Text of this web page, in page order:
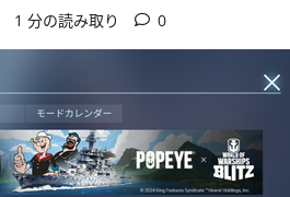
1 分の読み取り 0